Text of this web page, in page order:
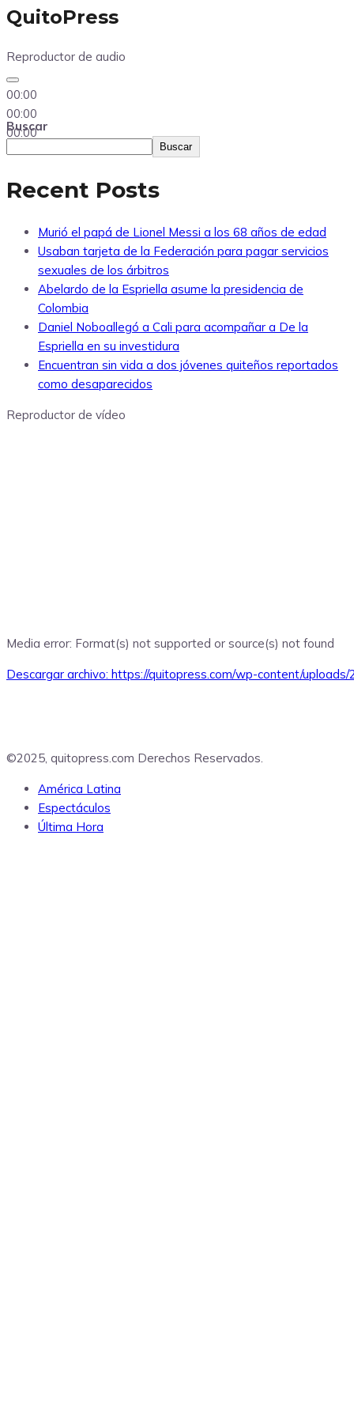
QuitoPress
Reproductor de audio
00:00
00:00
00:00
Buscar
Buscar
Recent Posts
Murió el papá de Lionel Messi a los 68 años de edad
Usaban tarjeta de la Federación para pagar servicios
sexuales de los árbitros
Abelardo de la Espriella asume la presidencia de
Colombia
Daniel Noboallegó a Cali para acompañar a De la
Espriella en su investidura
Encuentran sin vida a dos jóvenes quiteños reportados
como desaparecidos
Reproductor de vídeo
Media error: Format(s) not supported or source(s) not found
Descargar archivo: https://quitopress.com/wp-content/
©2025, quitopress.com Derechos Reservados.
América Latina
Espectáculos
Última Hora